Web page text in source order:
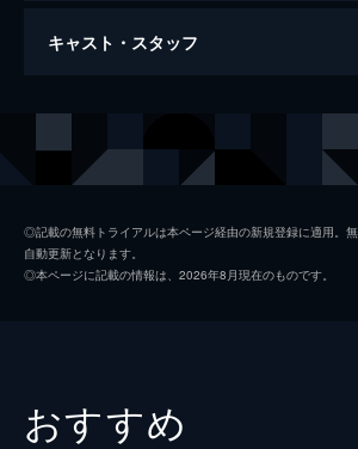
PV
東雲柚子は、妖狐の花嫁である妹・花梨と比
べられ、両親から冷遇される日々を送ってい
かけに花梨と喧嘩になり─。
24分
るために考えがあるようで...。
24分
キャスト・スタッフ
鬼龍院玲夜
◎記載の無料トライアルは本ページ経由の新規登録に適用。
自動更新となります。
◎本ページに記載の情報は、2026年8月現在のものです。
おすすめ